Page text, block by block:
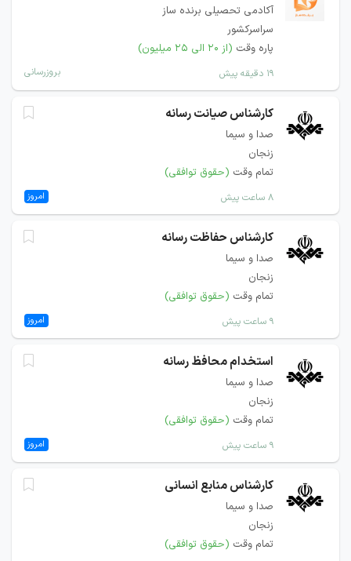
آکادمی تحصیلی برنده ساز
سراسرکشور
پاره وقت (از ۲۰ الی ۲۵ میلیون)
۱۹ دقیقه پیش بروزرسانی
کارشناس صیانت رسانه
صدا و سیما
زنجان
تمام وقت (حقوق توافقی)
۸ ساعت پیش امروز
کارشناس حفاظت رسانه
صدا و سیما
زنجان
تمام وقت (حقوق توافقی)
۹ ساعت پیش امروز
استخدام محافظ رسانه
صدا و سیما
زنجان
تمام وقت (حقوق توافقی)
۹ ساعت پیش امروز
کارشناس منابع انسانی
صدا و سیما
زنجان
تمام وقت (حقوق توافقی)